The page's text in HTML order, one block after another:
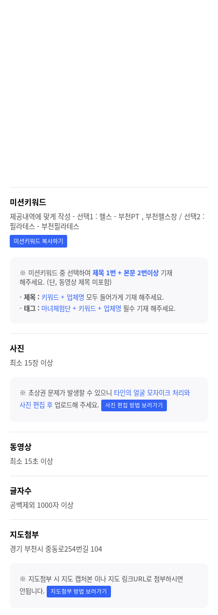
미션키워드
제공내역에 맞게 작성 - 선택1 : 헬스 - 부천PT , 부천헬스장 / 선택2 :
필라테스 - 부천필라테스
미션키워드 복사하기
※ 미션키워드 중 선택하여 제목 1번 + 본문 2번이상 기재
해주세요. (단, 동영상 제목 미포함)
- 제목 : 키워드 + 업체명 모두 들어가게 기재 해주세요.
- 태그 : 마녀체험단 + 키워드 + 업체명 필수 기재 해주세요.
사진
최소 15장 이상
※ 초상권 문제가 발생할 수 있으니 타인의 얼굴 모자이크 처리와
사진 편집 후 업로드해 주세요. 사진 편집 방법 보러가기
동영상
최소 15초 이상
글자수
공백제외 1000자 이상
지도첨부
경기 부천시 중동로254번길 104
※ 지도첨부 시 지도 캡처본 이나 지도 링크URL로 첨부하시면
안됩니다.
지도첨부 방법 보러가기